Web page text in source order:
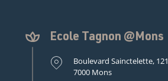
Ecole Tagnon @Mons
Boulevard Sainctelette, 121
7000 Mons